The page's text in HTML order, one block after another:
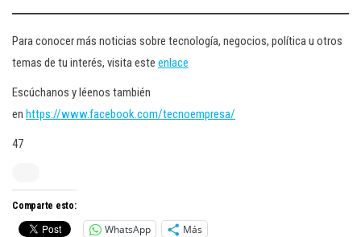
Para conocer más noticias sobre tecnología, negocios, política u otros
temas de tu interés, visita este enlace
Escúchanos y léenos también
en https://www.facebook.com/tecnoempresa/
47
Comparte esto:
WhatsApp Más